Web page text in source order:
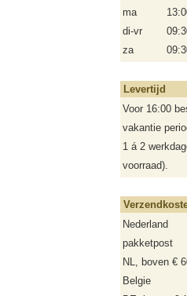
ma
di-vr
za
Levertijd
Voor 16:00
vakantie
1 á 2
voorraad).
Nederland
pakketpost
NL, boven €
Belgie